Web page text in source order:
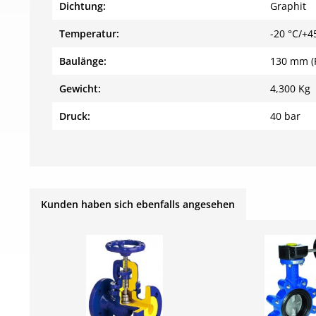
Dichtung: Graphit
Temperatur: -20 °C/
Baulänge: 130 mm
Gewicht: 4,300 Kg
Druck: 40 bar
Kunden haben sich ebenfalls angesehen